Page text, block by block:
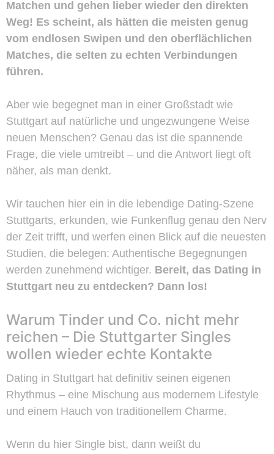
Matchen und gehen lieber wieder den direkten
Weg! Es scheint, als hätten die meisten genug
vom endlosen Swipen und den oberflächlichen
Matches, die selten zu echten Verbindungen
führen.
Aber wie begegnet man in einer Großstadt wie
Stuttgart auf natürliche und ungezwungene Weise
neuen Menschen? Genau das ist die spannende
Frage, die viele umtreibt – und die Antwort liegt oft
näher, als man denkt.
Wir tauchen hier ein in die lebendige Dating-Szene
Stuttgarts, erkunden, wie Funkenflug genau den Nerv
der Zeit trifft, und werfen einen Blick auf die neuesten
Studien, die belegen: Authentische Begegnungen
werden zunehmend wichtiger. Bereit, das Dating in
Stuttgart neu zu entdecken? Dann los!
Warum Tinder und Co. nicht mehr
reichen – Die Stuttgarter Singles
wollen wieder echte Kontakte
Dating in Stuttgart hat definitiv seinen eigenen
Rhythmus – eine Mischung aus modernem Lifestyle
und einem Hauch von traditionellem Charme.
Wenn du hier Single bist, dann weißt du